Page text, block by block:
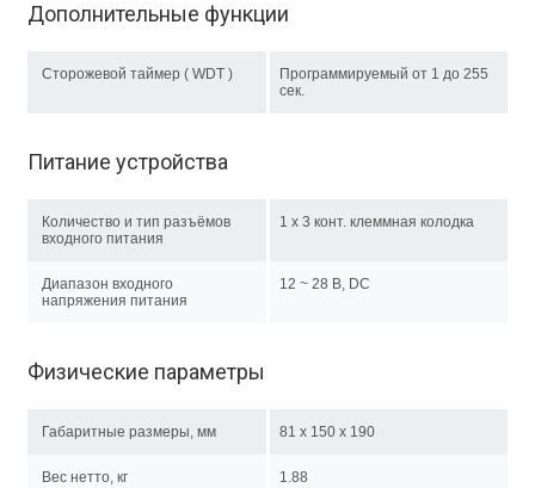
Дополнительные функции
Сторожевой таймер ( WDT )
Программируемый от 1 до 255
сек.
Питание устройства
Количество и тип разъёмов
входного питания
1 x 3 конт. клеммная колодка
Диапазон входного
напряжения питания
12 ~ 28 В, DC
Физические параметры
Габаритные размеры, мм 81 x 150 x 190
Вес нетто, кг 1.88